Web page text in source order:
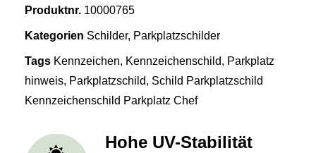
Produktnr. 10000765
Kategorien Schilder, Parkplatzschilder
Tags Kennzeichen, Kennzeichenschild, Parkplatz
hinweis, Parkplatzschild, Schild Parkplatzschild
Kennzeichenschild Parkplatz Chef
Hohe UV-Stabilität